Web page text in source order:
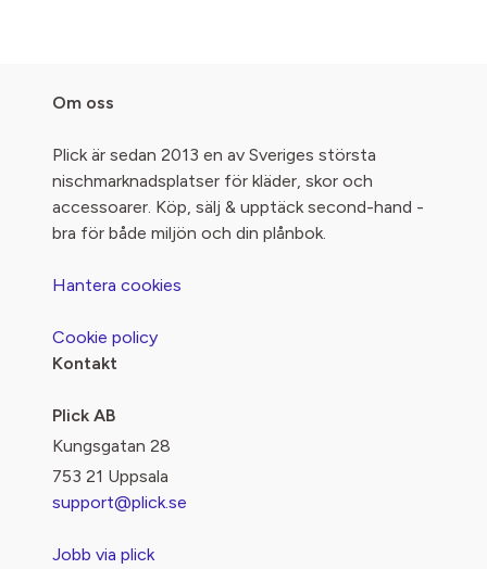
Om oss
Plick är sedan 2013 en av Sveriges största
nischmarknadsplatser för kläder, skor och
accessoarer. Köp, sälj & upptäck second-hand -
bra för både miljön och din plånbok.
Hantera cookies
Cookie policy
Kontakt
Plick AB
Kungsgatan 28
753 21 Uppsala
support@plick.se
Jobb via plick